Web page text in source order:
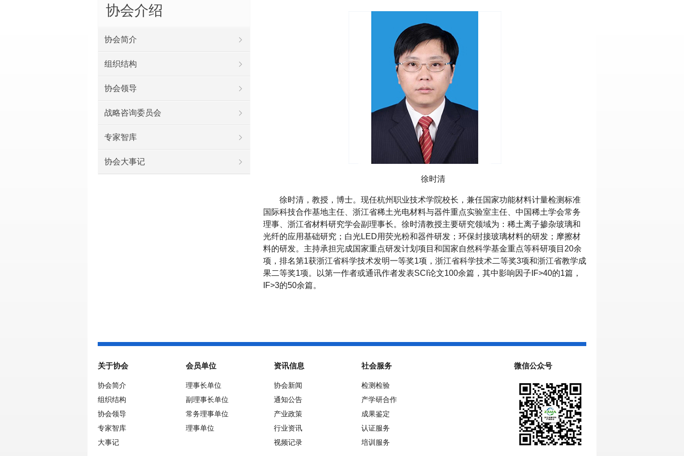
徐时清
徐时清，教授，博士。现任杭州职业技术学院校长，兼任国家功能材料计量检测标准
国际科技合作基地主任、浙江省稀土光电材料与器件重点实验室主任、中国稀土学会常务
理事、浙江省材料研究学会副理事长。徐时清教授主要研究领域为：稀土离子掺杂玻璃和
光纤的应用基础研究；白光LED用荧光粉和器件研发；环保封接玻璃材料的研发；摩擦材
料的研发。主持承担完成国家重点研发计划项目和国家自然科学基金重点等科研项目 20余
项，排名第1获浙江省科学技术发明一等奖1项，浙江省科学技术二等奖3项和浙江省教学成
果二等奖1项。以第一作者或通讯作者发表SCI 论文100余篇，其中影响因子 IF>40的1篇，
IF>3的50余篇。
协会介绍
协会简介
组织结构
协会领导
战略咨询委员会
专家智库
协会大事记
关于协会
协会简介
组织结构
协会领导
专家智库
大事记
会员单位
理事长单位
副理事长单位
常务理事单位
理事单位
资讯信息
协会新闻
通知公告
产业政策
行业资讯
视频记录
社会服务
检测检验
产学研合作
成果鉴定
认证服务
培训服务
微信公众号